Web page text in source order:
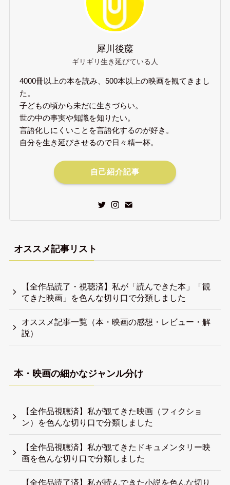
犀川後藤
ギリギリ生き延びている人
4000冊以上の本を読み、500本以上の映画を観てきまし
た。
子どもの頃から未だに生きづらい。
世の中の事実や知識を知りたい。
言語化しにくいことを言語化するのが好き。
自分を生き延びさせるので日々精一杯。
自己紹介記事
オススメ記事リスト
【全作品読了・視聴済】私が「読んできた本」「観
てきた映画」を色んな切り口で分類しました
オススメ記事一覧（本・映画の感想・レビュー・解
説）
本・映画の細かなジャンル分け
【全作品視聴済】私が観てきた映画（フィクショ
ン）を色んな切り口で分類しました
【全作品視聴済】私が観てきたドキュメンタリー映
画を色んな切り口で分類しました
【全作品読了済】私が読んできた小説を色んな切り